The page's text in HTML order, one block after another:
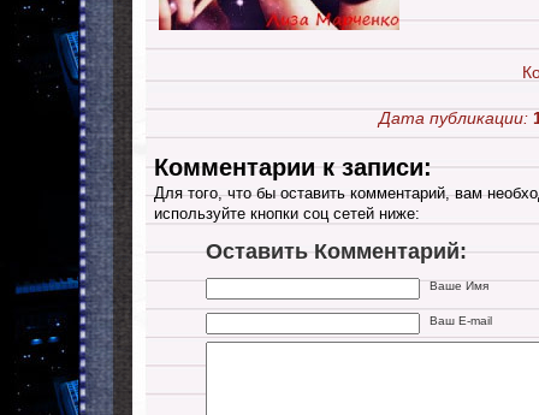
Дата публикации:
Комментарии к записи:
Для того, что бы оставить комментарий, вам
используйте кнопки соц сетей ниже:
Оставить Комментарий:
Ваше Имя
Ваш E-mail